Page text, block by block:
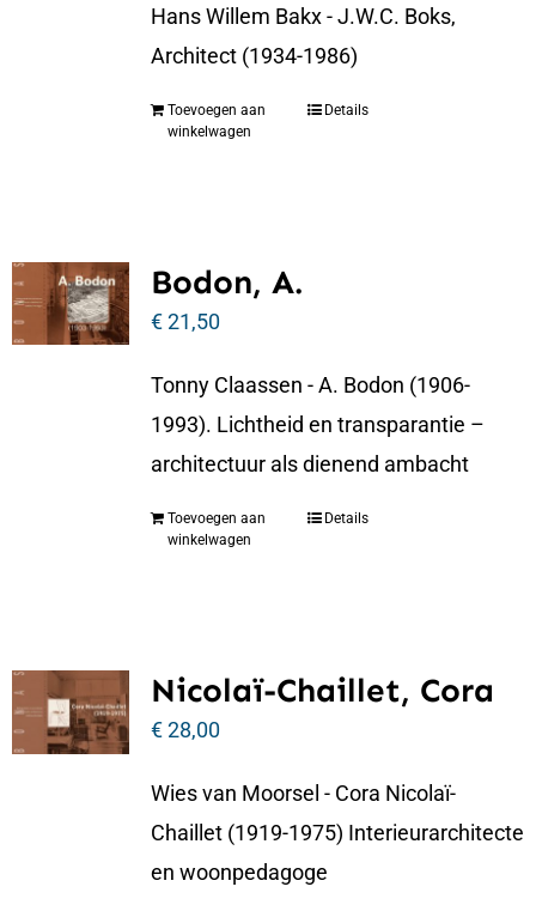
Hans Willem Bakx - J.W.C. Boks,
Architect (1934-1986)
Toevoegen aan
winkelwagen
Details
Bodon, A.
€21,50
Tonny Claassen - A. Bodon (1906-
1993). Lichtheid en transparantie –
architectuur als dienend ambacht
Toevoegen aan
winkelwagen
Details
Nicolaï-Chaillet, Cora
€28,00
Wies van Moorsel - Cora Nicolaï-
Chaillet (1919-1975) Interieurarchitecte
en woonpedagoge